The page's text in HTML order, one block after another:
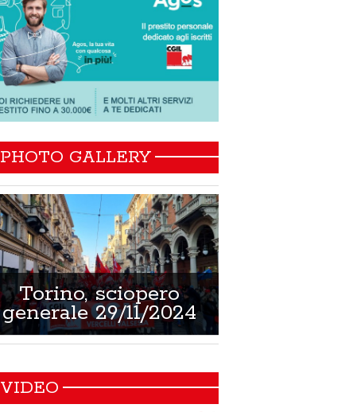
PHOTO GALLERY
Torino, sciopero
generale 29/11/2024
VIDEO